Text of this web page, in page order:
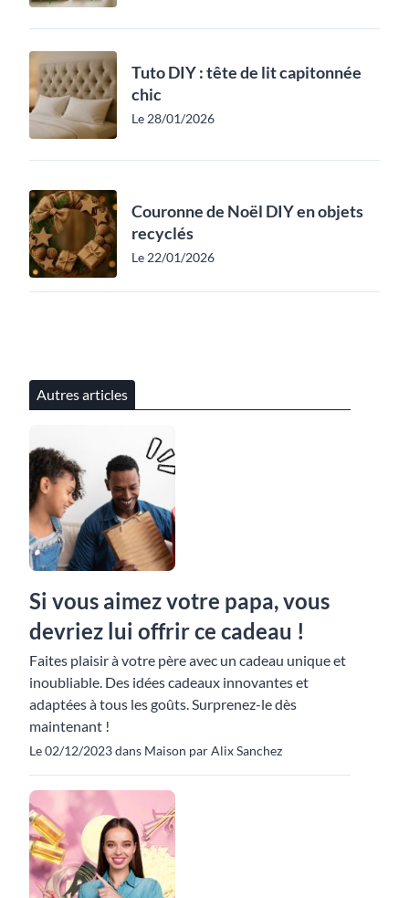
Tuto DIY : tête de lit capitonnée
chic
Le 28/01/2026
Couronne de Noël DIY en objets
recyclés
Le 22/01/2026
Autres articles
Si vous aimez votre papa, vous
devriez lui offrir ce cadeau !
Faites plaisir à votre père avec un cadeau unique et
inoubliable. Des idées cadeaux innovantes et
adaptées à tous les goûts. Surprenez-le dès
maintenant !
Le 02/12/2023 dans Maison par Alix Sanchez